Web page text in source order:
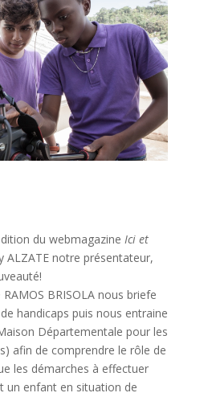
du webmagazine Ici et
ALZATE notre présentateur,
BRISOLA nous briefe
handicaps puis nous entraine
Départementale pour les
afin de comprendre le rôle de
les démarches à effectuer
un enfant en situation de